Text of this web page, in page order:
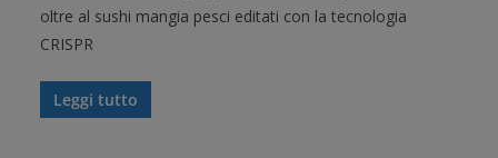
oltre al sushi mangia pesci editati con la tecnologia
CRISPR
Leggi tutto